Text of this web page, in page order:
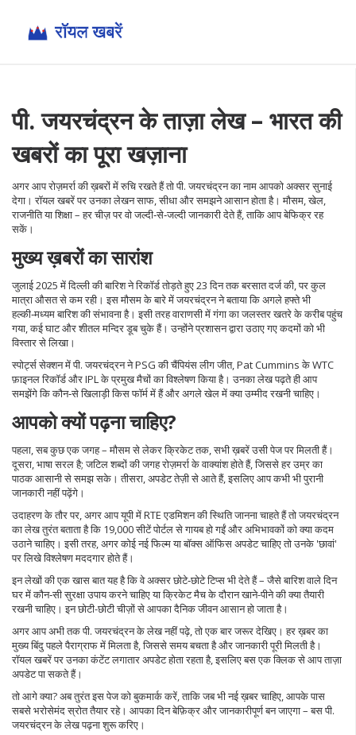
पी. जयरचंद्रन के ताज़ा लेख – भारत की
खबरों का पूरा खज़ाना
अगर आप रोज़मर्रा की ख़बरों में रुचि रखते हैं तो पी. जयरचंद्रन का नाम आपको अक्सर सुनाई
देगा। रॉयल खबरें पर उनका लेखन साफ, सीधा और समझने आसान होता है। मौसम, खेल,
राजनीति या शिक्षा – हर चीज़ पर वो जल्दी‑से‑जल्दी जानकारी देते हैं, ताकि आप बेफिक्र रह
सकें।
मुख्य ख़बरों का सारांश
जुलाई 2025 में दिल्ली की बारिश ने रिकॉर्ड तोड़ते हुए 23 दिन तक बरसात दर्ज की, पर कुल
मात्रा औसत से कम रही। इस मौसम के बारे में जयरचंद्रन ने बताया कि अगले हफ्ते भी
हल्की‑मध्यम बारिश की संभावना है। इसी तरह वाराणसी में गंगा का जलस्तर खतरे के करीब पहुंच
गया, कई घाट और शीतल मन्दिर डूब चुके हैं। उन्होंने प्रशासन द्वारा उठाए गए कदमों को भी
विस्तार से लिखा।
स्पोर्ट्स सेक्शन में पी. जयरचंद्रन ने PSG की चैंपियंस लीग जीत, Pat Cummins के WTC
फ़ाइनल रिकॉर्ड और IPL के प्रमुख मैचों का विश्लेषण किया है। उनका लेख पढ़ते ही आप
समझेंगे कि कौन‑से खिलाड़ी किस फॉर्म में हैं और अगले खेल में क्या उम्मीद रखनी चाहिए।
आपको क्यों पढ़ना चाहिए?
पहला, सब कुछ एक जगह – मौसम से लेकर क्रिकेट तक, सभी ख़बरें उसी पेज पर मिलती हैं।
दूसरा, भाषा सरल है; जटिल शब्दों की जगह रोज़मर्रा के वाक्यांश होते हैं, जिससे हर उम्र का
पाठक आसानी से समझ सके। तीसरा, अपडेट तेज़ी से आते हैं, इसलिए आप कभी भी पुरानी
जानकारी नहीं पढ़ेंगे।
उदाहरण के तौर पर, अगर आप यूपी में RTE एडमिशन की स्थिति जानना चाहते हैं तो जयरचंद्रन
का लेख तुरंत बताता है कि 19,000 सीटें पोर्टल से गायब हो गईं और अभिभावकों को क्या कदम
उठाने चाहिए। इसी तरह, अगर कोई नई फिल्म या बॉक्स ऑफिस अपडेट चाहिए तो उनके 'छावां'
पर लिखे विश्लेषण मददगार होते हैं।
इन लेखों की एक खास बात यह है कि वे अक्सर छोटे‑छोटे टिप्स भी देते हैं – जैसे बारिश वाले दिन
घर में कौन‑सी सुरक्षा उपाय करने चाहिए या क्रिकेट मैच के दौरान खाने-पीने की क्या तैयारी
रखनी चाहिए। इन छोटी-छोटी चीज़ों से आपका दैनिक जीवन आसान हो जाता है।
अगर आप अभी तक पी. जयरचंद्रन के लेख नहीं पढ़े, तो एक बार जरूर देखिए। हर ख़बर का
मुख्य बिंदु पहले पैराग्राफ में मिलता है, जिससे समय बचता है और जानकारी पूरी मिलती है।
रॉयल खबरें पर उनका कंटेंट लगातार अपडेट होता रहता है, इसलिए बस एक क्लिक से आप ताज़ा
अपडेट पा सकते हैं।
तो आगे क्या? अब तुरंत इस पेज को बुकमार्क करें, ताकि जब भी नई ख़बर चाहिए, आपके पास
सबसे भरोसेमंद स्रोत तैयार रहे। आपका दिन बेफ़िक्र और जानकारीपूर्ण बन जाएगा – बस पी.
जयरचंद्रन के लेख पढ़ना शुरू करिए।